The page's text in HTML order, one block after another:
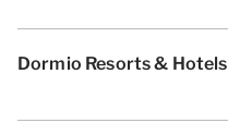
Dormio Resorts & Hotels